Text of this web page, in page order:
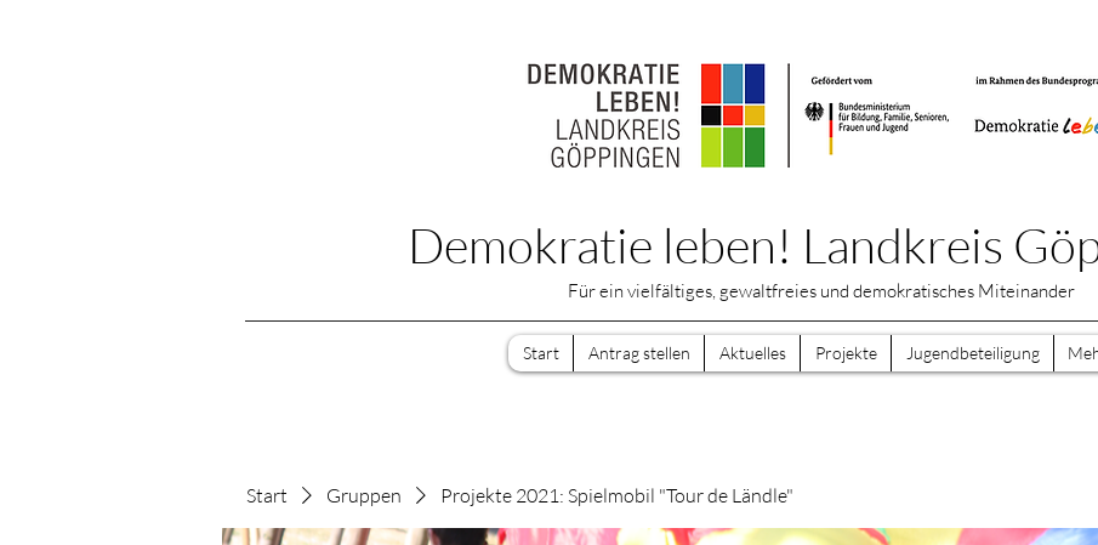
Demokratie leben! Landkreis
Für ein vielfältiges, gewaltfreies und demokratisches Miteinander
Start Antrag stellen Aktuelles Projekte Jugendbeteiligung
Start Gruppen Projekte 2021: Spielmobil "Tour de Ländle"